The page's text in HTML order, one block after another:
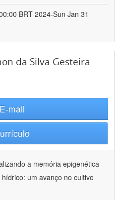
BRT 2024-Sun Jan 31
da Silva Gesteira
E-mail
a memória epigenética
um avanço no cultivo